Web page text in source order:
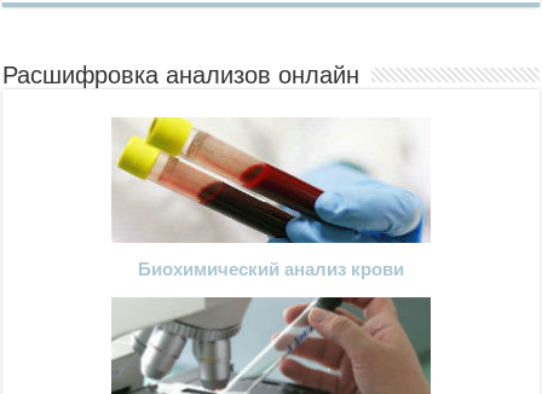
Расшифровка анализов онлайн
Биохимический анализ крови